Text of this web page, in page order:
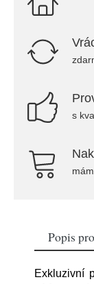
s
Popis
Exkluzivní